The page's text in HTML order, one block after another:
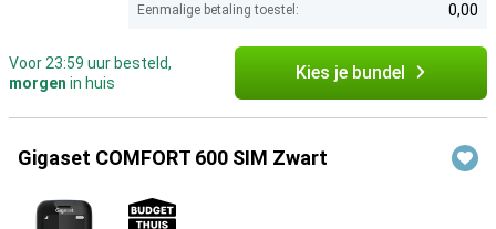
Eenmalige betaling toestel: 0,00
Voor 23:59 uur besteld,
morgen in huis Kies je bundel
Gigaset COMFORT 600 SIM Zwart